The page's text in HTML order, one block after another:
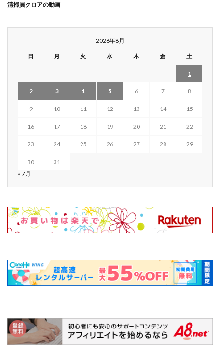
清掃員クロアの動画
2026年8月
日 月 火 水 木 金 土
1
2 3 4 5 6 7 8
9 10 11 12 13 14 15
16 17 18 19 20 21 22
23 24 25 26 27 28 29
30
31
« 7月